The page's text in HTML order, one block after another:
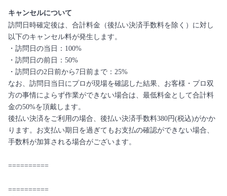
キャンセルについて
訪問日時確定後は、合計料金（後払い決済手数料を除く）に対し
以下のキャンセル料が発生します。
・訪問日の当日：100%
・訪問日の前日：50%
・訪問日の2日前から7日前まで：25%
なお、訪問日当日にプロが現場を確認した結果、お客様・プロ双
方の事情によらず作業ができない場合は、最低料金として合計料
金の50%を頂戴します。
後払い決済をご利用の場合、後払い決済手数料380円(税込)がかか
ります。お支払い期日を過ぎてもお支払の確認ができない場合、
手数料が加算される場合がございます。
==========
==========